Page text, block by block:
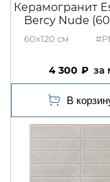
Керамогранит
Bercy Nude
60x120
4 300